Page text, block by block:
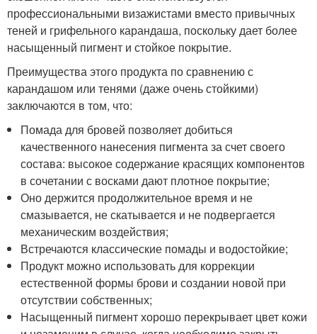
профессиональными визажистами вместо привычных
теней и грифельного карандаша, поскольку дает более
насыщенный пигмент и стойкое покрытие.
Преимущества этого продукта по сравнению с
карандашом или тенями (даже очень стойкими)
заключаются в том, что:
Помада для бровей позволяет добиться
качественного нанесения пигмента за счет своего
состава: высокое содержание красящих компонентов
в сочетании с восками дают плотное покрытие;
Оно держится продолжительное время и не
смазывается, не скатывается и не подвергается
механическим воздействия;
Встречаются классические помады и водостойкие;
Продукт можно использовать для коррекции
естественной формы брови и создании новой при
отсутствии собственных;
Насыщенный пигмент хорошо перекрывает цвет кожи